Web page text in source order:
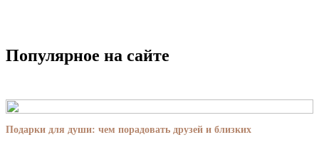
Популярное на сайте
Подарки для души: чем порадовать друзей и близких